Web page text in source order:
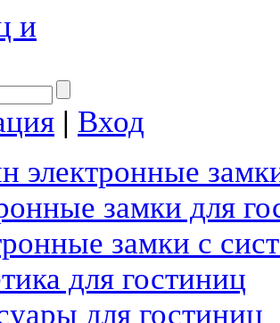
| Вход
электронные
замки для
замки с
для гостиниц
для гостиниц